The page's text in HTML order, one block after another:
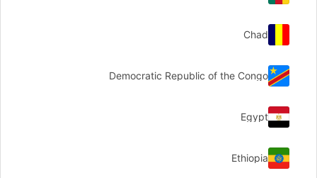
Chad
Democratic Republic of the Congo
Egypt
Ethiopia